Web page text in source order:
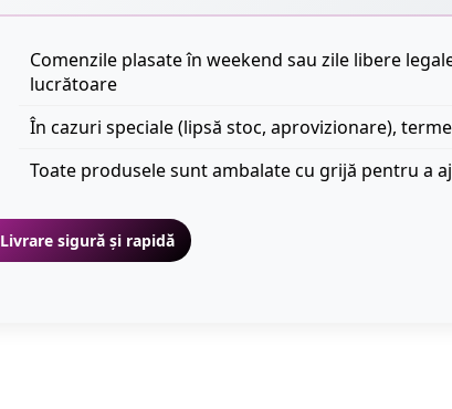
Comenzile plasate în weekend sau zile libere
lucrătoare
În cazuri speciale (lipsă stoc, aprovizionare),
Toate produsele sunt ambalate cu grijă pentru a
Livrare sigură și rapidă